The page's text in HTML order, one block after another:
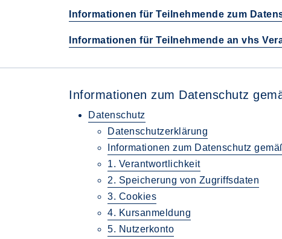
Informationen für Teilnehmende zum
Informationen für Teilnehmende an vhs
Informationen zum Datenschutz
Datenschutz
Datenschutzerklärung
Informationen zum Datenschutz
1. Verantwortlichkeit
2. Speicherung von Zugriffsdaten
3. Cookies
4. Kursanmeldung
5. Nutzerkonto